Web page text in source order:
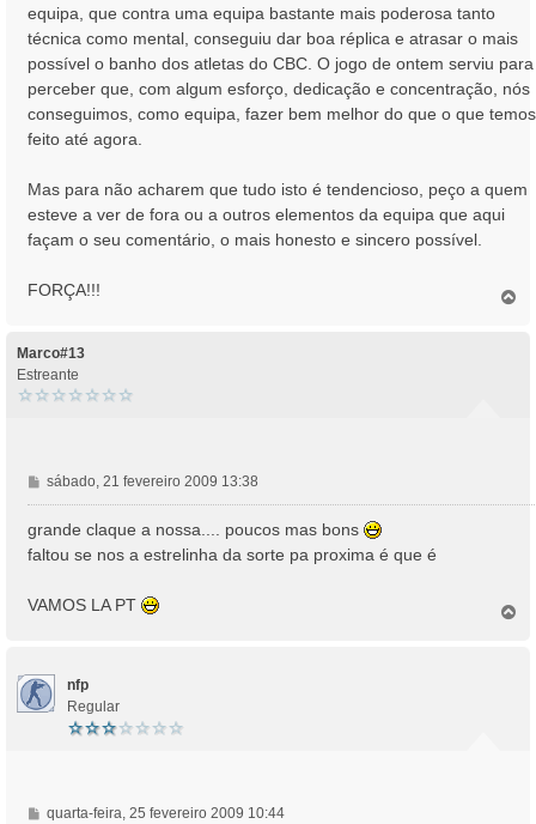
equipa, que contra uma equipa bastante mais poderosa tanto
técnica como mental, conseguiu dar boa réplica e atrasar o mais
possível o banho dos atletas do CBC. O jogo de ontem serviu para
perceber que, com algum esforço, dedicação e concentração, nós
conseguimos, como equipa, fazer bem melhor do que o que temos
feito até agora.
Mas para não acharem que tudo isto é tendencioso, peço a quem
esteve a ver de fora ou a outros elementos da equipa que aqui
façam o seu comentário, o mais honesto e sincero possível.
FORÇA!!!
Marco#13
Estreante
M
e
n
s
e
sábado, 21 fevereiro 2009 13:38
grande claque a nossa.... poucos mas bons
faltou se nos a estrelinha da sorte pa proxima é que é
VAMOS LA PT
nfp
Regular
M
quarta-feira, 25 fevereiro 2009 10:44